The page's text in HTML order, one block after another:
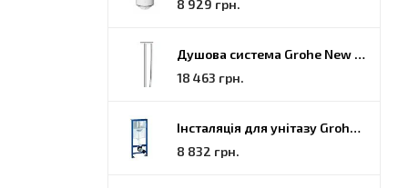
8 929 грн.
Душова система Grohe New Tempesta Cosmopolitan (27922000)
18 463 грн.
Інсталяція для унітазу Grohe Rapid SL (38772001)
8 832 грн.